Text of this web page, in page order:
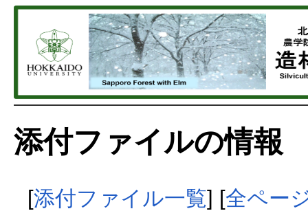
添付ファイルの情報
[添付ファイル一覧] [全ペー